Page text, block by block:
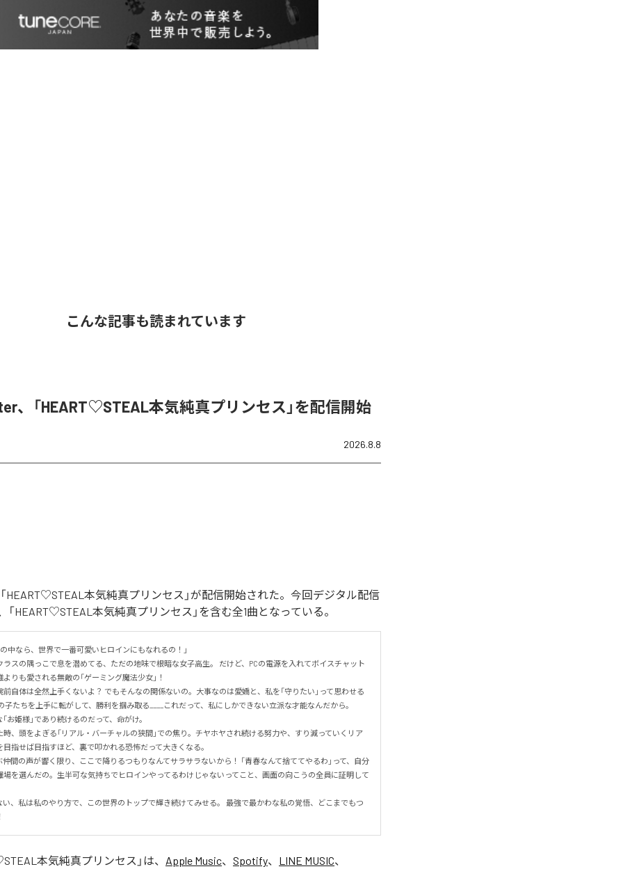
こんな記事も読まれています
、「HEART♡STEAL本気純真プリンセス」を配信開始
2026.8.8
HEART♡STEAL本気純真プリンセス」が配信開始された。今回デジタル配信
「HEART♡STEAL本気純真プリンセス」を含む全1曲となっている。
中なら、世界で一番可愛いヒロインにもなれるの！」
ラスの隅っこで息を潜めてる、ただの地味で根暗な女子高生。 だけど、PCの電源を入れてボイスチャット
りも愛される無敵の「ゲーミング魔法少女」！
前自体は全然上手くないよ？ でもそんなの関係ないの。大事なのは愛嬌と、私を「守りたい」って思わせる
子たちを上手に転がして、勝利を掴み取る____これだって、私にしかできない立派な才能なんだから。
「お姫様」であり続けるのだって、命がけ。
時、頭をよぎる「リアル・バーチャルの狭間」での焦り。チヤホヤされ続ける努力や、すり減っていくリア
目指せば目指すほど、裏で叩かれる恐怖だって大きくなる。
間の声が響く限り、ここで降りるつもりなんてサラサラないから！ 「青春なんて捨ててやるわ」って、自分
場を選んだの。生半可な気持ちでヒロインやってるわけじゃないってこと、画面の向こうの全員に証明して
い、私は私のやり方で、この世界のトップで輝き続けてみせる。 最強で最かわな私の覚悟、どこまでもつ
本気純真プリンセス 」は、 Apple Music、 Spotify、 LINE MUSIC、